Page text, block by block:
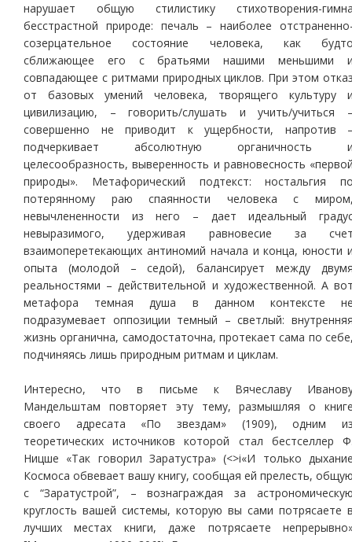
нарушает общую стилистику стихотворения-
бесстрастной природе: печаль – наиболее
созерцательное состояние человека, как
сближающее его с братьями нашими меньшими
совпадающее с ритмами природных циклов. При этом
от базовых умений человека, творящего культуру
цивилизацию, – говорить/слушать и учить/учиться
совершенно не приводит к ущербности, напротив
подчеркивает абсолютную органичность
целесообразность, выверенность и равновесность
природы». Метафорический подтекст: ностальгия
потерянному раю спаянности человека с
невычлененности из него – дает идеальный
невыразимого, удерживая равновесие за
взаимоперетекающих антиномий начала и конца, юности
опыта (молодой – седой), балансирует между
реальностями – действительной и художественной. А
метафора темная душа в данном контексте
подразумевает оппозиции темный – светлый:
жизнь органична, самодостаточна, протекает сама по
подчиняясь лишь природным ритмам и циклам.
Интересно, что в письме к Вячеславу
Мандельштам повторяет эту тему, размышляя о
своего адресата «По звездам» (1909), одним
теоретических источников которой стал бестселлер
Ницше «Так говорил Заратустра» (<>i«И только
Космоса обвевает вашу книгу, сообщая ей прелесть,
с “Заратустрой”, – вознаграждая за
круглость вашей системы, которую вы сами потрясаете
лучших местах книги, даже потрясаете